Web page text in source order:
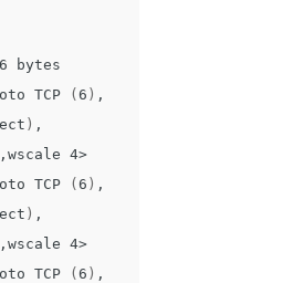
bytes
TCP
( 6 ) ,
) ,
4>
TCP
( 6 ) ,
) ,
4>
TCP
( 6 ) ,